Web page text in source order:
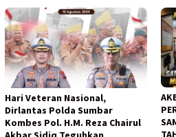
Hari Veteran Nasional,
Dirlantas Polda Sumbar
Kombes Pol. H.M. Reza Chairul